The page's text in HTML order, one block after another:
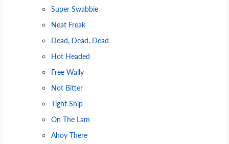
Super Swabbie
Neat Freak
Dead, Dead, Dead
Hot Headed
Free Wally
Not Bitter
Tight Ship
On The Lam
Ahoy There